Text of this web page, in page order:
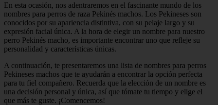
En esta ocasión, nos adentraremos en el fascinante mundo de los
nombres para perros de raza Pekinés machos. Los Pekineses son
conocidos por su apariencia distintiva, con su pelaje largo y su
expresión facial única. A la hora de elegir un nombre para nuestro
perro Pekinés macho, es importante encontrar uno que refleje su
personalidad y características únicas.
A continuación, te presentaremos una lista de nombres para perros
Pekineses machos que te ayudarán a encontrar la opción perfecta
para tu fiel compañero. Recuerda que la elección de un nombre es
una decisión personal y única, así que tómate tu tiempo y elige el
que más te guste. ¡Comencemos!